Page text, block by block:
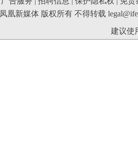
凤凰新媒体 版权所有 不得转载
建议使